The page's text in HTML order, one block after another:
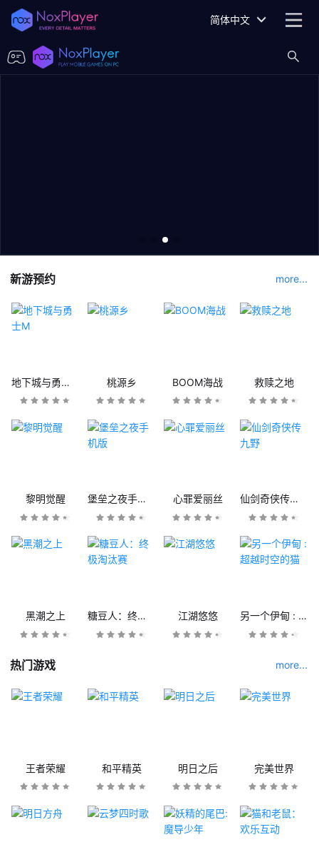
简体中文
新游预约 more...
地下城与勇士M 桃源乡 BOOM海战 救赎之地
黎明觉醒 堡垒之夜手机版 心罪爱丽丝 仙剑奇侠传九野
黑潮之上 糖豆人：终极淘汰赛 江湖悠悠 另一个伊甸 : 超越时空的猫
热门游戏 more...
王者荣耀 和平精英 明日之后 完美世界